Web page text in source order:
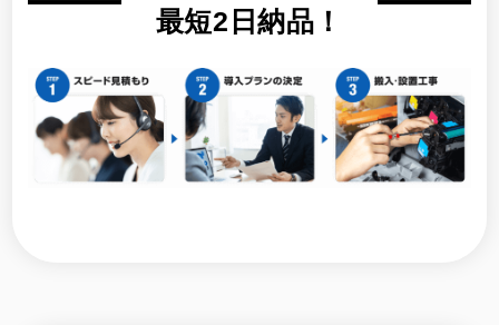
最短2日納品！